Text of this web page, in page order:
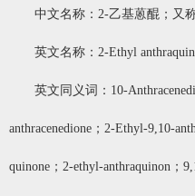
中文名称：2-乙基蒽醌；又称
英文名称：2-Ethyl
英文同义词：10-
anthracenedione；2-Ethyl-9,10-
quinone；2-ethyl-anthraquinon；